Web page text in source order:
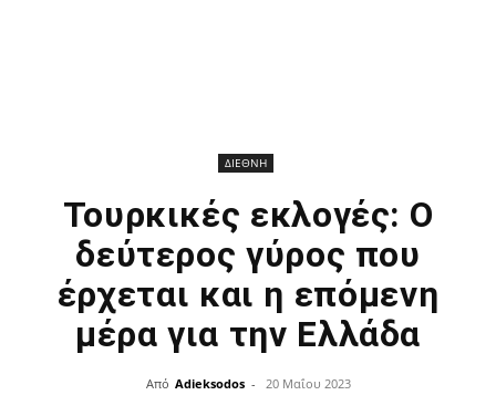
ΔΙΕΘΝΗ
Τουρκικές εκλογές: Ο
δεύτερος γύρος που
έρχεται και η επόμενη
μέρα για την Ελλάδα
Από Adieksodos - 20 Μαΐου 2023